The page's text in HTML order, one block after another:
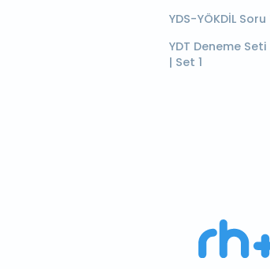
YDS-YÖKDİL
YDT Deneme
| Set 1